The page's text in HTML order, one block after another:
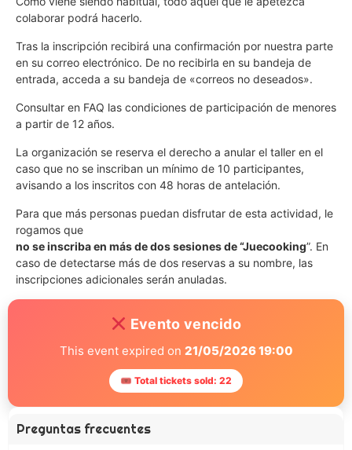
colaborar podrá hacerlo.
Tras la inscripción recibirá una confirmación por nuestra parte
en su correo electrónico. De no recibirla en su bandeja de
entrada, acceda a su bandeja de «correos no deseados».
Consultar en FAQ las condiciones de participación de menores
a partir de 12 años.
La organización se reserva el derecho a anular el taller en el
caso que no se inscriban un mínimo de 10 participantes,
avisando a los inscritos con 48 horas de antelación.
Para que más personas puedan disfrutar de esta actividad, le
rogamos que
no se inscriba en más de dos sesiones de “Juecooking”. En
caso de detectarse más de dos reservas a su nombre, las
inscripciones adicionales serán anuladas.
Evento vencido
This event expired on 21/05/2026 19:00
🎟 Total tickets sold: 22
Preguntas frecuentes